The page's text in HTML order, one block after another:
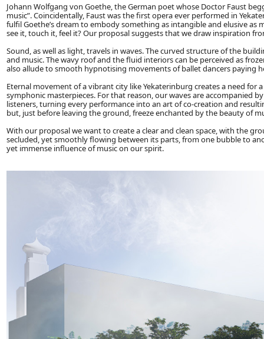
Johann Wolfgang von Goethe, the German poet whose Doctor Faust
music”. Coincidentally, Faust was the first opera ever performed in
fulfil Goethe’s dream to embody something as intangible and elusive
see it, touch it, feel it? Our proposal suggests that we draw inspiration
Sound, as well as light, travels in waves. The curved structure of the
and music. The wavy roof and the fluid interiors can be perceived as
also allude to smooth hypnotising movements of ballet dancers paying
Eternal movement of a vibrant city like Yekaterinburg creates a need for
symphonic masterpieces. For that reason, our waves are accompanied
listeners, turning every performance into an art of co-creation and
but, just before leaving the ground, freeze enchanted by the beauty of
With our proposal we want to create a clear and clean space, with the
secluded, yet smoothly flowing between its parts, from one bubble to
yet immense influence of music on our spirit.